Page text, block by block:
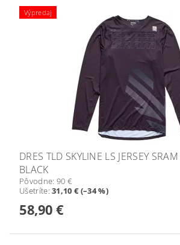
Výpredaj
DRES TLD SKYLINE LS JERSEY
BLACK
Pôvodne: 90 €
Ušetríte:31,10 € (–34 %)
58,90 €